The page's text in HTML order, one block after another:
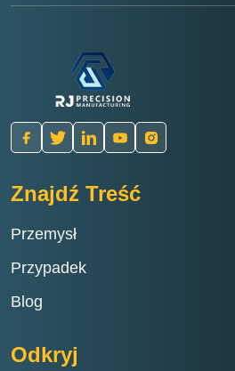
Znajdź Treść
Przemysł
Przypadek
Blog
Odkryj